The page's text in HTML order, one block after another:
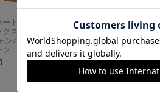
ト Carhartt
クスドフィッ
ンバスワーク
ツ
アメリカンクラシッ
クス AMERICAN CL
ASSICS ムービーT
シャツ フォレストガ
ンプ ロゴ＆ベンチ
5,747